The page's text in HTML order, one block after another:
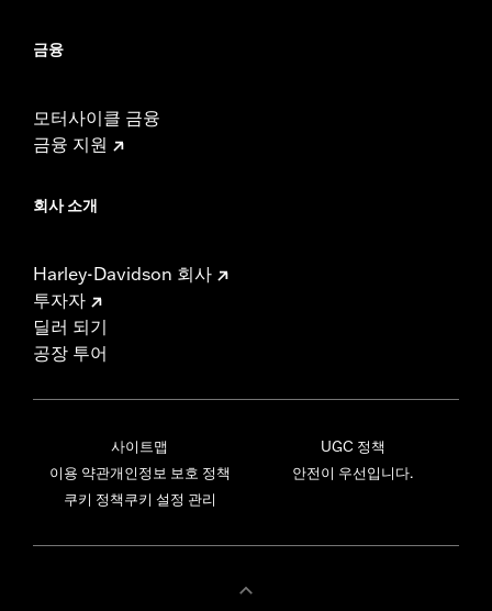
금융
모터사이클 금융
금융 지원
회사 소개
Harley-Davidson 회사
투자자
딜러 되기
공장 투어
사이트맵
이용 약관개인정보 보호 정책
쿠키 정책쿠키 설정 관리
UGC 정책
안전이 우선입니다.